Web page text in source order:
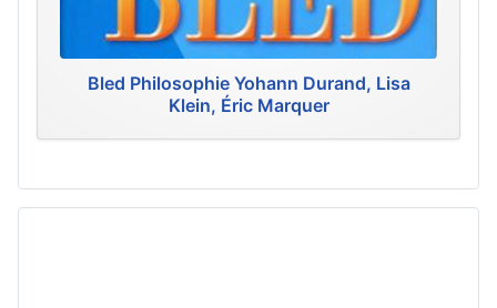
Bled Philosophie Yohann Durand, Lisa
Klein, Éric Marquer